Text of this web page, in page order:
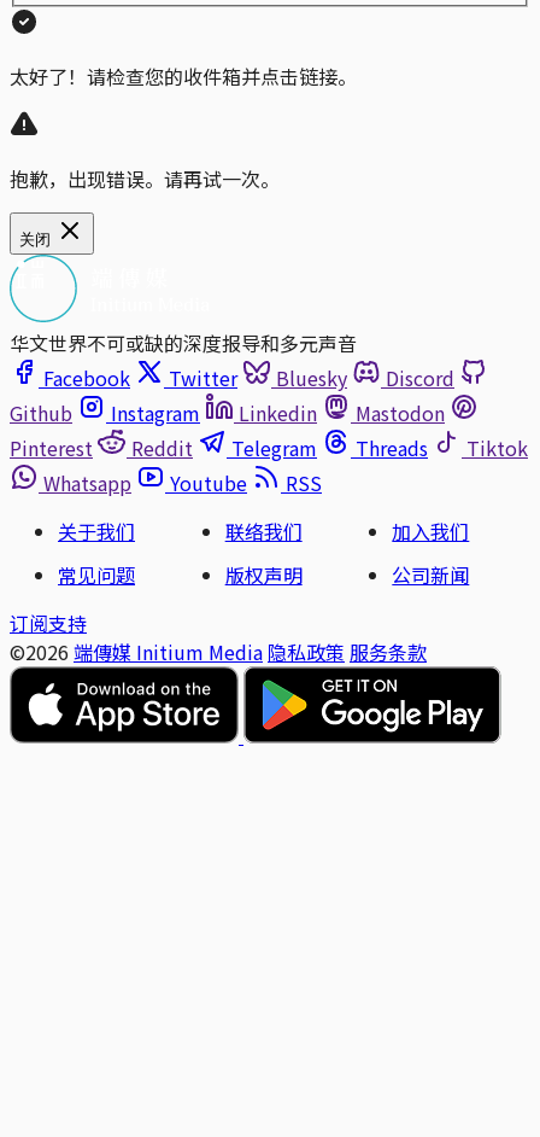
太好了！请检查您的收件箱并点击链接。
抱歉，出现错误。请再试一次。
关闭
华文世界不可或缺的深度报导和多元声音
Facebook
Twitter Bluesky
Discord
Github
Instagram Linkedin
Mastodon
Pinterest
Reddit Telegram Threads
Tiktok
Whatsapp
Youtube
RSS
关于我们
联络我们
加入我们
常见问题
版权声明
公司新闻
订阅支持
©2026 端傳媒 Initium Media 隐私政策 服务条款